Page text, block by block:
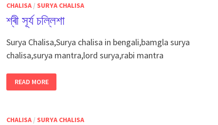
CHALISA/ SURYA CHALISA
শ্ৰী সূৰ্য চল্লিশা
Surya Chalisa,Surya chalisa in bengali,bamgla surya
chalisa,surya mantra,lord surya,rabi mantra
শ্ৰী
সূৰ্য
চল্লিশা
READ MORE
CHALISA/ SURYA CHALISA